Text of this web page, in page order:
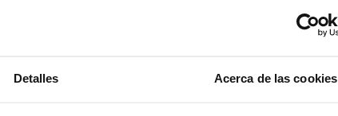
Detalles Acerca de las cookies